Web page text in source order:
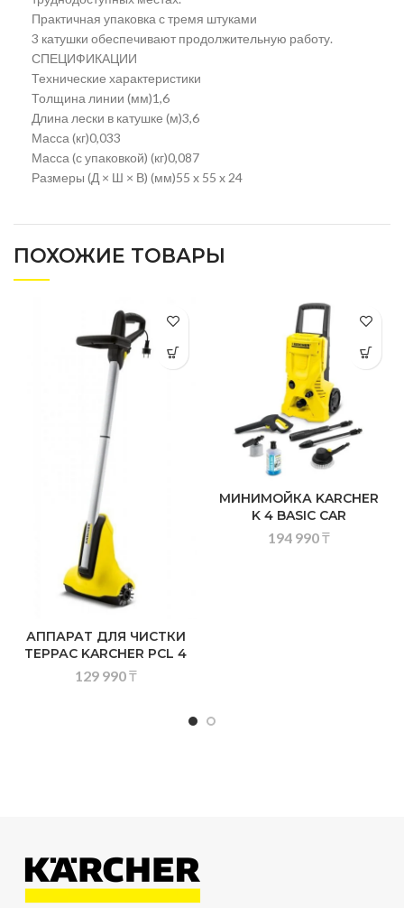
Практичная упаковка с тремя штуками
3 катушки обеспечивают продолжительную работу.
СПЕЦИФИКАЦИИ
Технические характеристики
Толщина линии (мм)1,6
Длина лески в катушке (м)3,6
Масса (кг)0,033
Масса (с упаковкой) (кг)0,087
Размеры (Д × Ш × В) (мм)55 x 55 x 24
ПОХОЖИЕ ТОВАРЫ
АППАРАТ ДЛЯ ЧИСТКИ
ТЕРРАС KARCHER PCL 4
129 990₸
МИНИМОЙКА KARCHER
K 4 BASIC CAR
194 990₸